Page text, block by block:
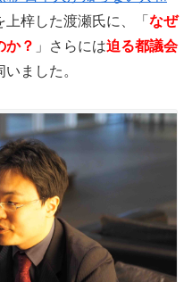
上梓した渡瀬氏に、「 なぜ
か？ 」さらには迫る都議会
ました。